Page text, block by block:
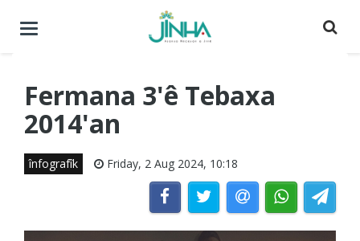
Menuyê
Fermana 3'ê Tebaxa
2014'an
înfografîk Friday, 2 Aug 2024, 10:18